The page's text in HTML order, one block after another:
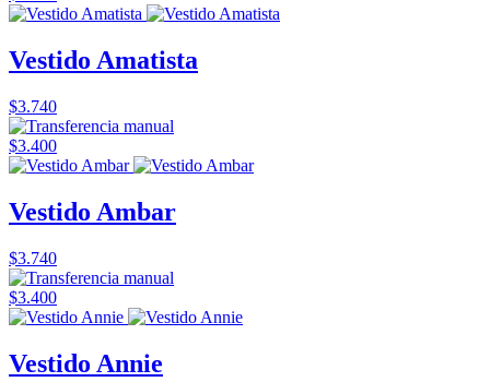
Vestido Amatista
$3.740
$3.400
Vestido Ambar
$3.740
$3.400
Vestido Annie